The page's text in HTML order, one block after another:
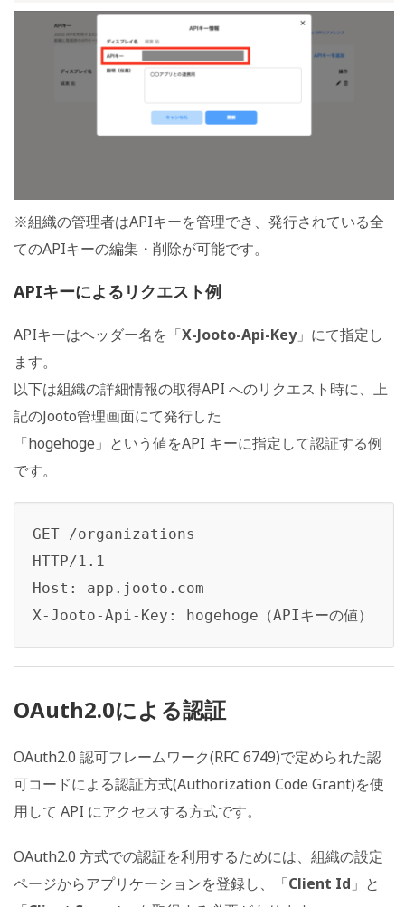
※組織の管理者はAPIキーを管理でき、発行されている全
てのAPIキーの編集・削除が可能です。
APIキーによるリクエスト例
APIキーはヘッダー名を「X-Jooto-Api-Key」にて指定し
ます。
以下は組織の詳細情報の取得API へのリクエスト時に、上
記のJooto管理画面にて発行した
「hogehoge」という値をAPI キーに指定して認証する例
です。
GET /organizations
HTTP/1.1
Host: app.jooto.com
X-Jooto-Api-Key: hogehoge（APIキーの値）
OAuth2.0による認証
OAuth2.0 認可フレームワーク(RFC 6749)で定められた認
可コードによる認証方式(Authorization Code Grant)を使
用して API にアクセスする方式です。
OAuth2.0 方式での認証を利用するためには、組織の設定
ページからアプリケーションを登録し、「Client Id 」と